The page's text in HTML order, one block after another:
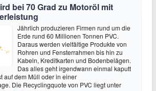
bei 70 Grad zu Motoröl mit
Jährlich produzieren Firmen rund um die
Erde rund 60 Millionen Tonnen PVC.
Daraus werden vielfältige Produkte von
Rohren und Fensterrahmen bis hin zu
Kabeln, Kreditkarten und Bodenbelägen.
Das alles geht irgendwann einmal kaputt
auf dem Müll oder in einer
Die Recyclingquote von PVC liegt unter